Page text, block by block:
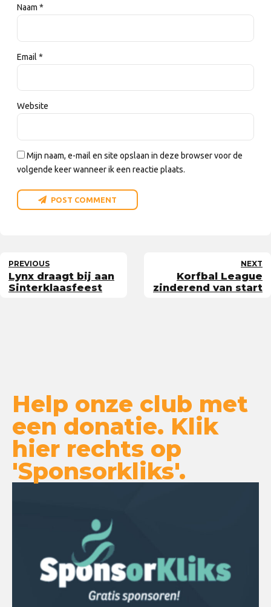
Naam *
Email *
Website
Mijn naam, e-mail en site opslaan in deze browser voor de
volgende keer wanneer ik een reactie plaats.
POST COMMENT
PREVIOUS
Lynx draagt bij aan
Sinterklaasfeest
NEXT
Korfbal League
zinderend van start
Help onze club met
een donatie. Klik
hier rechts op
'Sponsorkliks'.